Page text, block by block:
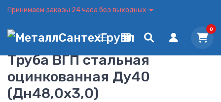
Принимаем заказы 24 часа без выходных
0
Труба ВГП стальная
оцинкованная Ду40
(Дн48,0х3,0)